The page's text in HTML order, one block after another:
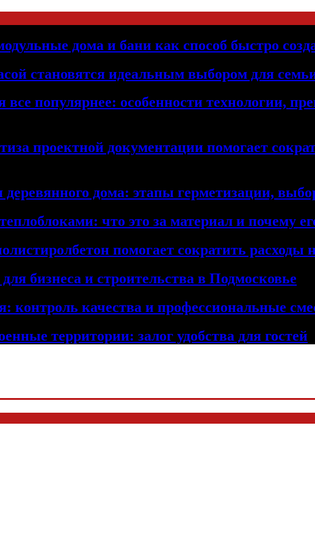
дома и бани как способ быстро
становятся идеальным выбором для
все популярнее: особенности технологии,
проектной документации помогает
дома: этапы герметизации,
что это за материал и почему
помогает сократить расходы
бизнеса и строительства в Подмосковье
контроль качества и профессиональные
территории: залог удобства для гостей